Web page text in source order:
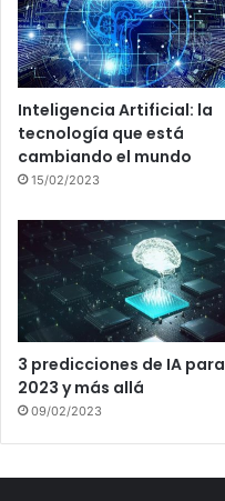
Inteligencia Artificial: la
tecnología que está
cambiando el mundo
15/02/2023
3 predicciones de IA para
2023 y más allá
09/02/2023